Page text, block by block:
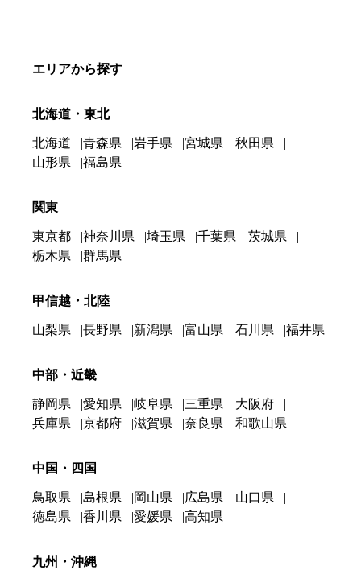
エリアから探す
北海道・東北
北海道 青森県 岩手県 宮城県
秋田県
山形県
福島県
関東
東京都 神奈川県 埼玉県 千葉県
茨城県
栃木県
群馬県
甲信越・北陸
山梨県 長野県 新潟県 富山県 石川県 福井県
中部・近畿
静岡県 愛知県 岐阜県 三重県
大阪府
兵庫県
京都府 滋賀県 奈良県 和歌山県
中国・四国
鳥取県 島根県 岡山県 広島県
山口県
徳島県
香川県 愛媛県 高知県
九州・沖縄